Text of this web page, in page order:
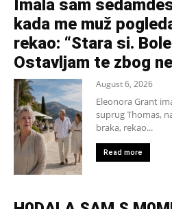
Imala sam
kada me muž
rekao: “Stara si.
Ostavljam te zbog
August 6, 2026
Eleonora Grant
suprug Thomas,
braka, rekao...
Read more